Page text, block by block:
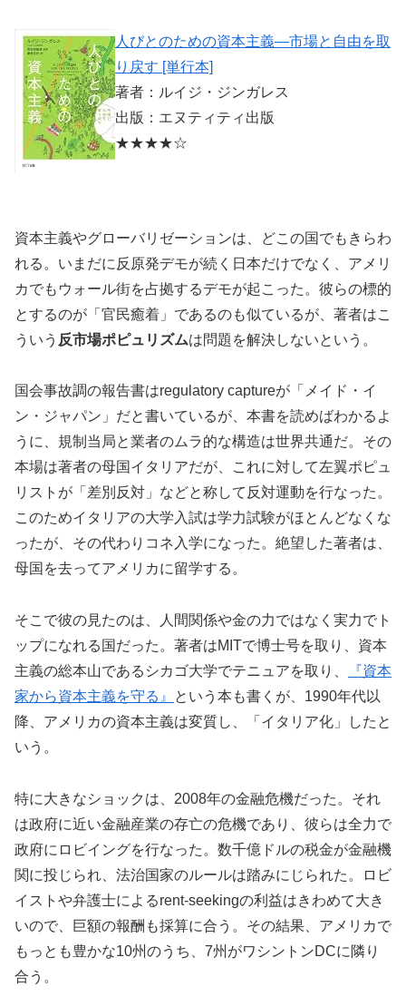
人びとのための資本主義―市場と自由を取
り戻す [単行本]
著者：ルイジ・ジンガレス
出版：エヌティティ出版
★★★★☆
資本主義やグローバリゼーションは、どこの国でもきらわ
れる。いまだに反原発デモが続く日本だけでなく、アメリ
カでもウォール街を占拠するデモが起こった。彼らの標的
とするのが「官民癒着」であるのも似ているが、著者はこ
ういう 反市場ポピュリズムは問題を解決しないという。
国会事故調の報告書はregulatory captureが「メイド・イ
ン・ジャパン」だと書いているが、本書を読めばわかるよ
うに、規制当局と業者のムラ的な構造は世界共通だ。その
本場は著者の母国イタリアだが、これに対して左翼ポピュ
リストが「差別反対」などと称して反対運動を行なった。
このためイタリアの大学入試は学力試験がほとんどなくな
ったが、その代わりコネ入学になった。絶望した著者は、
母国を去ってアメリカに留学する。
そこで彼の見たのは、人間関係や金の力ではなく実力でト
ップになれる国だった。著者はMITで博士号を取り、資本
主義の総本山であるシカゴ大学でテニュアを取り、
『資本
家から資本主義を守る』
という本も書くが、1990年代以
降、アメリカの資本主義は変質し、「イタリア化」したと
いう。
特に大きなショックは、2008年の金融危機だった。それ
は政府に近い金融産業の存亡の危機であり、彼らは全力で
政府にロビイングを行なった。数千億ドルの税金が金融機
関に投じられ、法治国家のルールは踏みにじられた。ロビ
イストや弁護士によるrent-seekingの利益はきわめて大き
いので、巨額の報酬も採算に合う。その結果、アメリカで
もっとも豊かな10州のうち、7州がワシントンDCに隣り
合う。